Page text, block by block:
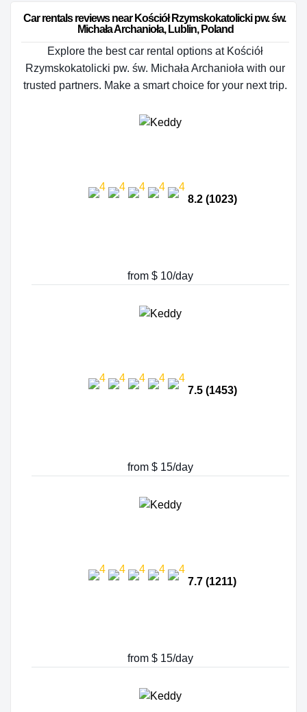
Car rentals reviews near Kościół Rzymskokatolicki pw. św.
Michała Archanioła, Lublin, Poland
Explore the best car rental options at Kościół
Rzymskokatolicki pw. św. Michała Archanioła with our
trusted partners. Make a smart choice for your next trip.
8.2 (1023)
from $ 10/day
7.5 (1453)
from $ 15/day
7.7 (1211)
from $ 15/day